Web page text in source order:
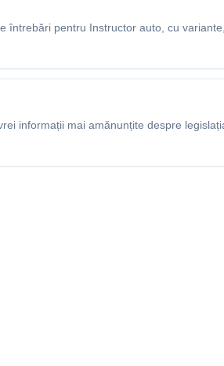
întrebări pentru Instructor auto, cu
informații mai amănunțite despre